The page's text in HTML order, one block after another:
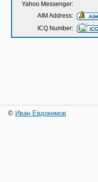
Yahoo Messenger:
AIM Address:
ICQ Number:
© Иван Евдокимов